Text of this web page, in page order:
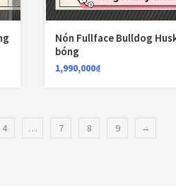
Lót nón
Nón Fullface Bulldog
bóng
1,990,000₫
4 … 7 8 9 →